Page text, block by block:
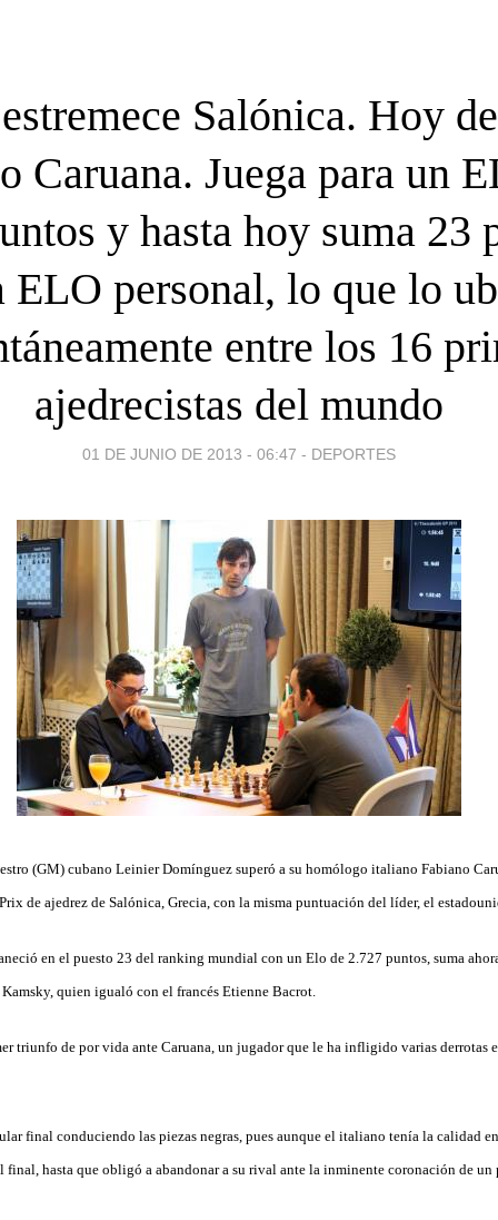
Salónica. Hoy
Caruana. Juega para un
y hasta hoy suma 23
ELO personal, lo que lo
entre los 16
ajedrecistas del mundo
01 DE JUNIO DE 2013 - 06:47 - DEPORTES
(GM) cubano Leinier Domínguez superó a su homólogo italiano Fabiano
de ajedrez de Salónica, Grecia, con la misma puntuación del líder, el
en el puesto 23 del ranking mundial con un Elo de 2.727 puntos, suma
quien igualó con el francés Etienne Bacrot.
triunfo de por vida ante Caruana, un jugador que le ha infligido varias derrotas
final conduciendo las piezas negras, pues aunque el italiano tenía la calidad
final, hasta que obligó a abandonar a su rival ante la inminente coronación de un